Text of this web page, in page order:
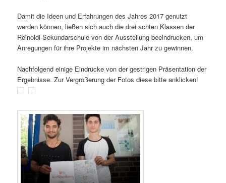
Damit die Ideen und Erfahrungen des Jahres 2017 genutzt
werden können, ließen sich auch die drei achten Klassen der
Reinoldi-Sekundarschule von der Ausstellung beeindrucken, um
Anregungen für ihre Projekte im nächsten Jahr zu gewinnen.
Nachfolgend einige Eindrücke von der gestrigen Präsentation der
Ergebnisse. Zur Vergrößerung der Fotos diese bitte anklicken!